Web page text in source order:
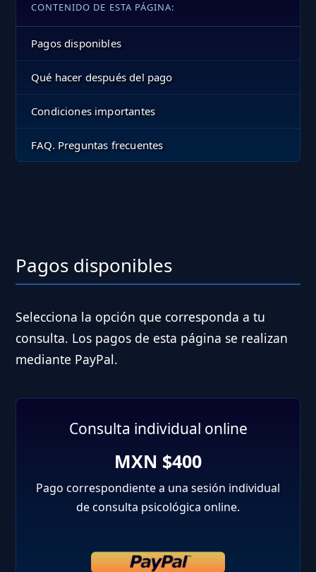
CONTENIDO DE ESTA PÁGINA:
Pagos disponibles
Qué hacer después del pago
Condiciones importantes
FAQ. Preguntas frecuentes
Pagos disponibles
Selecciona la opción que corresponda a tu
consulta. Los pagos de esta página se realizan
mediante PayPal.
Consulta individual online
MXN $400
Pago correspondiente a una sesión individual
de consulta psicológica online.